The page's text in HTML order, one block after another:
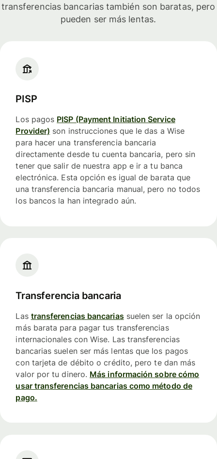
transferencias bancarias también son baratas, pero
pueden ser más lentas.
PISP
Los pagos PISP (Payment Initiation Service
Provider) son instrucciones que le das a Wise
para hacer una transferencia bancaria
directamente desde tu cuenta bancaria, pero sin
tener que salir de nuestra app e ir a tu banca
electrónica. Esta opción es igual de barata que
una transferencia bancaria manual, pero no todos
los bancos la han integrado aún.
Transferencia bancaria
Las transferencias bancariassuelen ser la opción
más barata para pagar tus transferencias
internacionales con Wise. Las transferencias
bancarias suelen ser más lentas que los pagos
con tarjeta de débito o crédito, pero te dan más
valor por tu dinero. Más información sobre cómo
usar transferencias bancarias como método de
pago.